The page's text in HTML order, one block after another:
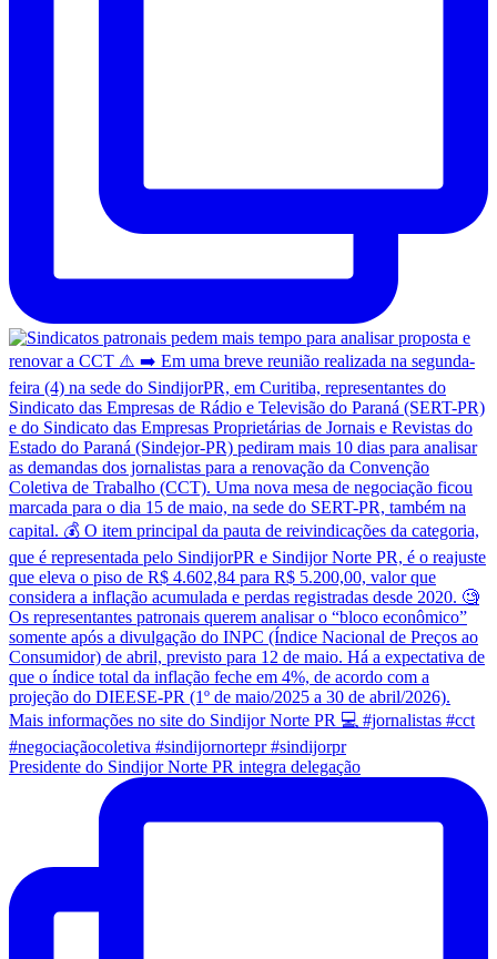
Presidente do Sindijor Norte PR integra delegação